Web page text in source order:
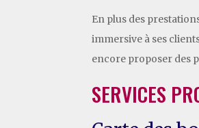
En plus des
immersive à ses
encore proposer des
SERVICES